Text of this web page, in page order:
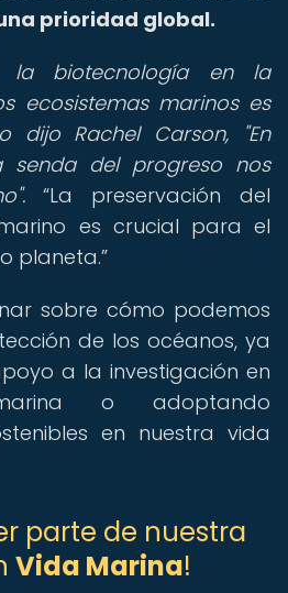
prioridad global.
la biotecnología en la
ecosistemas marinos es
dijo Rachel Carson, "En
del progreso nos
La preservación del
es crucial para el
planeta.
sobre cómo podemos
de los océanos, ya
a la investigación en
o adoptando
en nuestra vida
parte de nuestra
Vida Marina!